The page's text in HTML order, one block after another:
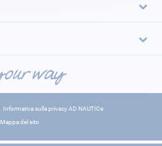
Informativa sulla privacy AD NAUTICe
Mappa del sito